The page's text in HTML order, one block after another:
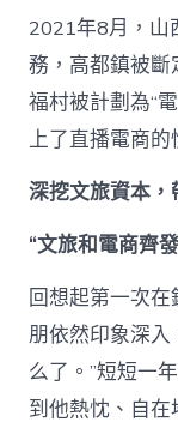
2021年8月，山
務，高都鎮被
福村被計劃為“
上了直播電商的
深挖文旅資本
“文旅和電商齊
回想起第一次
朋依然印象深入
么了。”短短一
到他熱忱、自在